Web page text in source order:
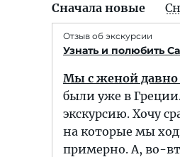
Сначала новые
Отзыв об экскурсии
Узнать и полюбить
Мы с женой давно
были уже в
экскурсию. Хочу
на которые мы
примерно. А, во-